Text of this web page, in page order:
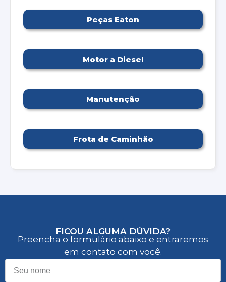
Peças Eaton
Motor a Diesel
Manutenção
Frota de Caminhão
FICOU ALGUMA DÚVIDA?
Preencha o formulário abaixo e entraremos
em contato com você.